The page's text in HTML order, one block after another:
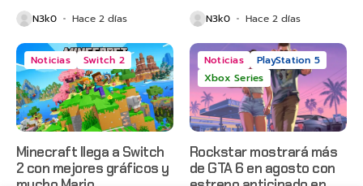
N3k0 Hace 2 días N3k0 Hace 2 días
Noticias Switch 2
Minecraft llega a Switch
2 con mejores gráficos y
Noticias
PlayStation 5
Xbox Series
Rockstar mostrará más
de GTA 6 en agosto con